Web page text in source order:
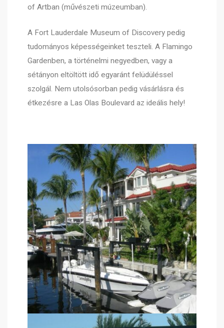
of Artban (művészeti múzeumban).
A Fort Lauderdale Museum of Discovery pedig
tudományos képességeinket teszteli. A Flamingo
Gardenben, a történelmi negyedben, vagy a
sétányon eltöltött idő egyaránt felüdüléssel
szolgál. Nem utolsósorban pedig vásárlásra és
étkezésre a Las Olas Boulevard az ideális hely!